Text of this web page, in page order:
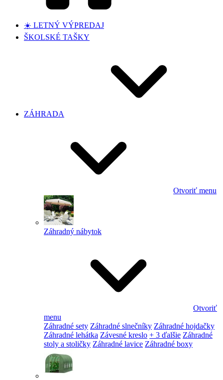
☀️ LETNÝ VÝPREDAJ
ŠKOLSKÉ TAŠKY
ZÁHRADA
Otvoriť menu
Záhradný nábytok
Otvoriť
menu
Záhradné sety Záhradné slnečníky Záhradné hojdačky
Záhradné lehátka Závesné kreslo + 3 ďalšie Záhradné
stoly a stoličky Záhradné lavice Záhradné boxy